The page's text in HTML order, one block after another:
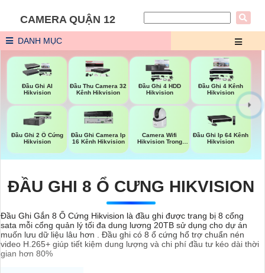
CAMERA QUẬN 12
DANH MỤC
Đầu Ghi AI
Hikvision
Đầu Thu Camera 32
Kênh Hikvision
Đầu Ghi 4 HDD
Hikvision
Đầu Ghi 4 Kênh
Hikvision
Đầu Ghi 2 Ổ Cứng
Hikvision
Đầu Ghi Camera Ip
16 Kênh Hikvision
Camera Wifi
Hikvision Trong
Đầu Ghi Ip 64 Kênh
Hikvision
ĐẦU GHI 8 Ổ CƯNG HIKVISION
Đầu Ghi Gắn 8 Ổ Cứng Hikvision là đầu ghi được trang bị 8 cổng
sata mỗi cổng quản lý tối đa dung lương 20TB sử dụng cho dự án
muốn lưu dữ liệu lâu hơn . Đầu ghi có 8 ổ cứng hổ trợ chuẩn nén
video H.265+ giúp tiết kiệm dung lượng và chi phí đầu tư kéo dài thời
gian hơn 80%